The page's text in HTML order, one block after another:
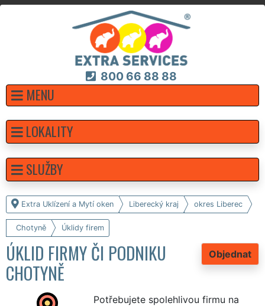
800 66 88 88
MENU
Extra Uklízení a Mytí oken Liberecký kraj okres Liberec
Chotyně Úklidy firem
Objednat
ÚKLID FIRMY ČI PODNIKU
CHOTYNĚ
Potřebujete spolehlivou firmu na
LOKALITY
SLUŽBY